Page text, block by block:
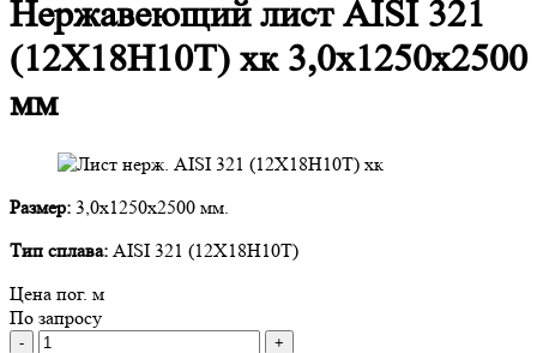
Нержавеющий лист AISI 321
(12Х18Н10Т) хк 3,0х1250х2500
мм
Размер: 3,0х1250х2500 мм.
Тип сплава: AISI 321 (12Х18Н10Т)
Цена пог. м
По запросу
- +